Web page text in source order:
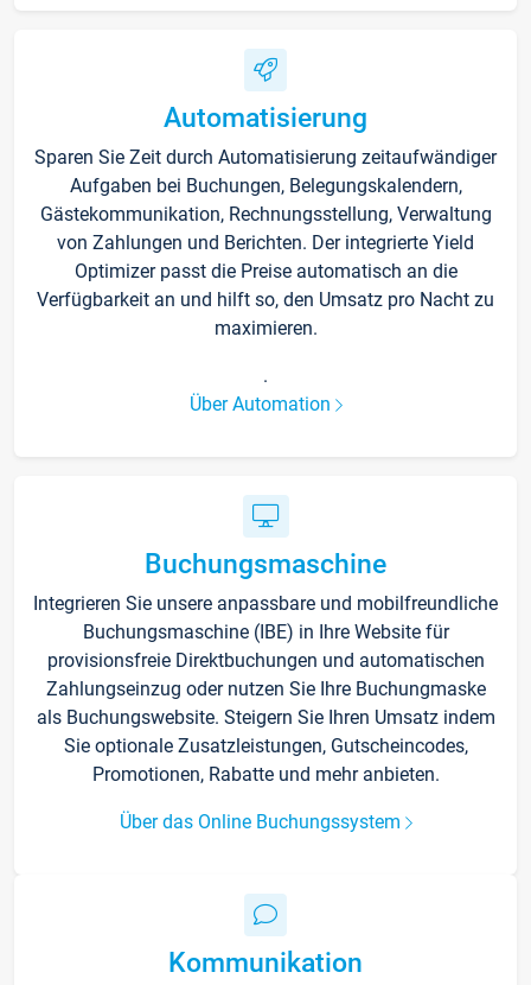
Automatisierung
Sparen Sie Zeit durch Automatisierung zeitaufwändiger
Aufgaben bei Buchungen, Belegungskalendern,
Gästekommunikation, Rechnungsstellung, Verwaltung
von Zahlungen und Berichten. Der integrierte Yield
Optimizer passt die Preise automatisch an die
Verfügbarkeit an und hilft so, den Umsatz pro Nacht zu
maximieren.
.
Über Automation
Buchungsmaschine
Integrieren Sie unsere anpassbare und mobilfreundliche
Buchungsmaschine (IBE) in Ihre Website für
provisionsfreie Direktbuchungen und automatischen
Zahlungseinzug oder nutzen Sie Ihre Buchungmaske
als Buchungswebsite. Steigern Sie Ihren Umsatz indem
Sie optionale Zusatzleistungen, Gutscheincodes,
Promotionen, Rabatte und mehr anbieten.
Über das Online Buchungssystem
Kommunikation